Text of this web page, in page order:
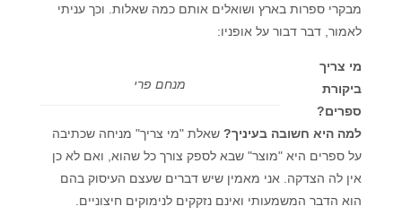
מבקרי ספרות בארץ ושואלים אותם כמה שאלות. וכך עניתי
לאמור, דבר דבור על אופניו:
מנחם פרי
מי צריך
ביקורת
ספרים?
למה היא חשובה בעיניך?שאלת "מי צריך" מניחה שכתיבה
על ספרים היא "מוצר" שבא לספק צורך כל שהוא, ואם לא כן
אין לה הצדקה. אני מאמין שיש דברים שעצם העיסוק בהם
הוא הדבר המשמעותי ואינם נזקקים לנימוקים חיצוניים.